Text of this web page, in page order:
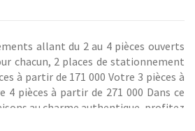
allant du 2 au 4 pièces ouverts
chacun, 2 places de stationnement
à partir de 171 000 Votre 3 pièces à
4 pièces à partir de 271 000 Dans ce
au charme authentique, profitez
toutes les commodités pour un